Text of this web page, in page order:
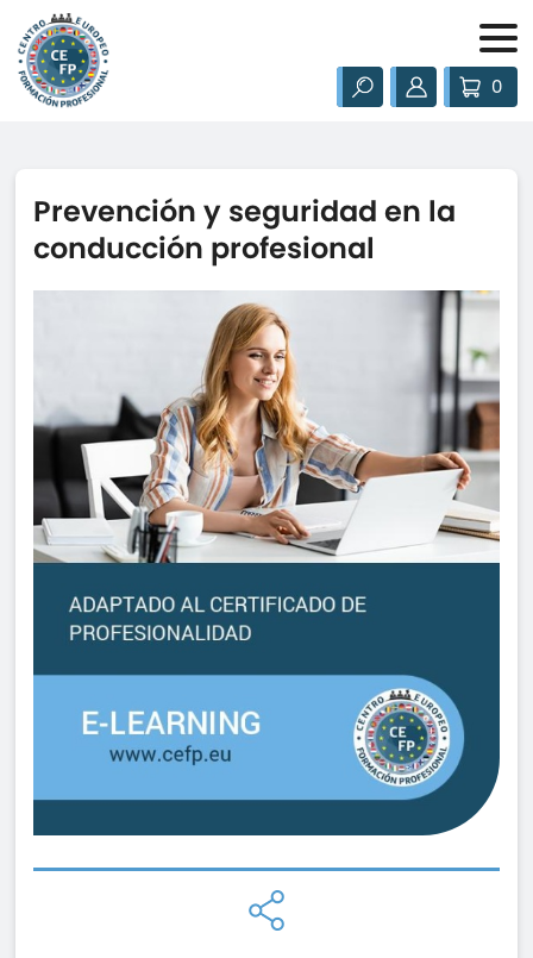
0
Prevención y seguridad en la
conducción profesional